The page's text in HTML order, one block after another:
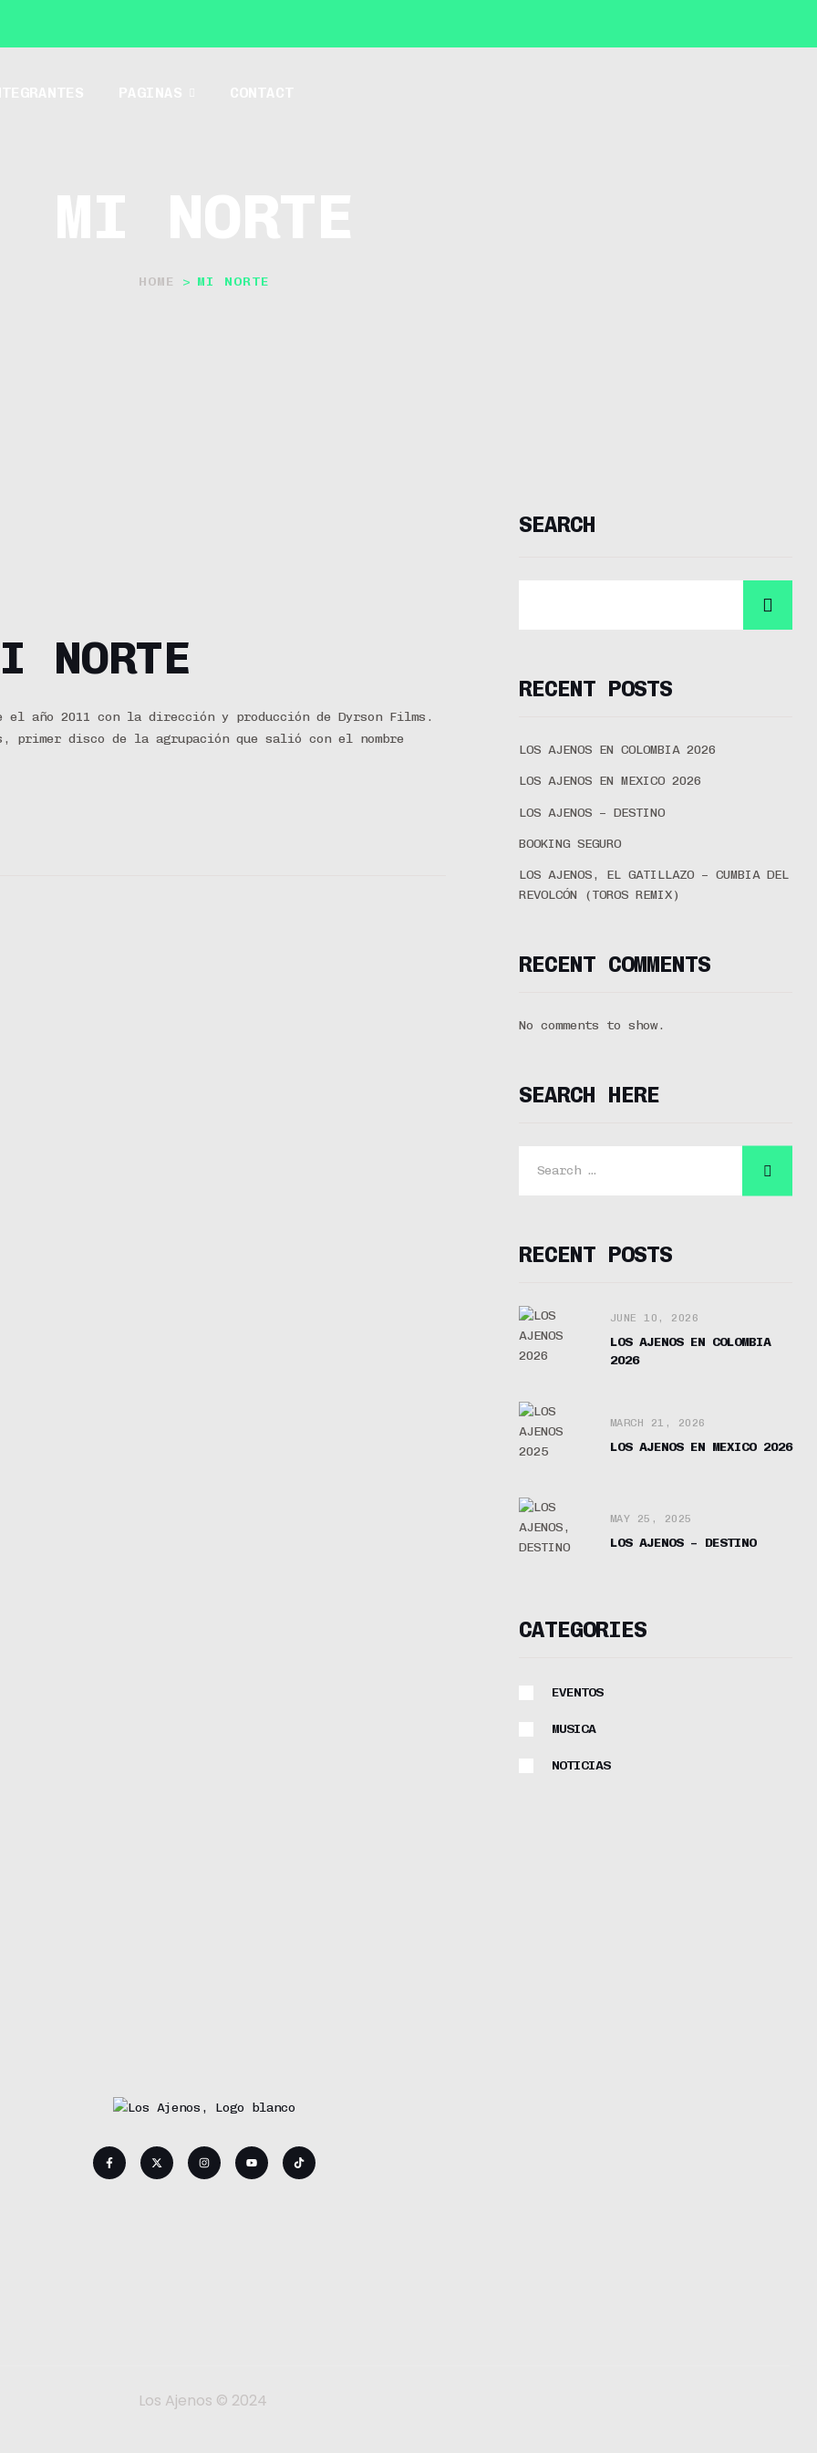
HOME > MI NORTE
NORTE
el año 2011 con la dirección y producción de Dyrson Films.
primer disco de la agrupación que salió con el nombre
SEARCH
RECENT POSTS
LOS AJENOS EN COLOMBIA 2026
LOS AJENOS EN MEXICO 2026
LOS AJENOS – DESTINO
BOOKING SEGURO
LOS AJENOS, EL GATILLAZO – CUMBIA DEL
REVOLCÓN (TOROS REMIX)
RECENT COMMENTS
No comments to show.
SEARCH HERE
RECENT POSTS
JUNE 10, 2026
LOS AJENOS EN COLOMBIA
2026
MARCH 21, 2026
LOS AJENOS EN MEXICO 2026
MAY 25, 2025
LOS AJENOS – DESTINO
CATEGORIES
EVENTOS
MUSICA
NOTICIAS
Los Ajenos © 2024